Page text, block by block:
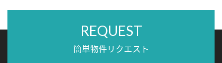
REQUEST
簡単物件リクエスト